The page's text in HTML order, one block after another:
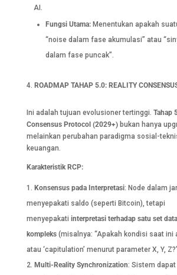
AI.
Fungsi Utama:Menentukan apakah
“noise dalam fase akumulasi” atau
dalam fase puncak”.
ROADMAP TAHAP 5.0: REALITY
Ini adalah tujuan evolusioner tertinggi. Tahap
Consensus Protocol (2029+)bukan hanya
melainkan perubahan paradigma sosial-
keuangan.
Karakteristik RCP:
Konsensus pada Interpretasi: Node dalam
menyepakati saldo (seperti Bitcoin), tetapi
menyepakati interpretasi terhadap satu set data
kompleks(misalnya: “Apakah kondisi saat ini
atau ‘capitulation’ menurut parameter X, Y,
Multi-Reality Synchronization: Sistem